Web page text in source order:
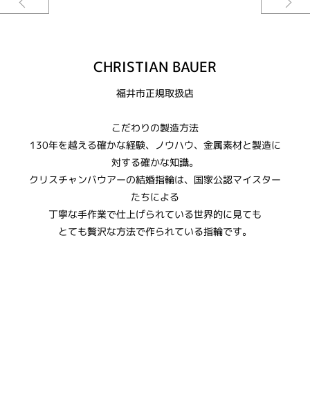
CHRISTIAN BAUER
福井市正規取扱店
​こだわりの製造方法
130年を越える確かな経験、ノウハウ、金属素材と製造に
対する確かな知識。
​クリスチャンバウアーの結婚指輪は、国家公認マイスター
たちによる
丁寧な手作業で仕上げられている世界的に見ても
とても贅沢な方法で作られている指輪です。